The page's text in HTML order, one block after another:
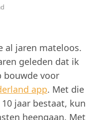
al jaren mateloos.
geleden dat ik
bouwde voor
app. Met die
jaar bestaat, kun
heengaan. Met